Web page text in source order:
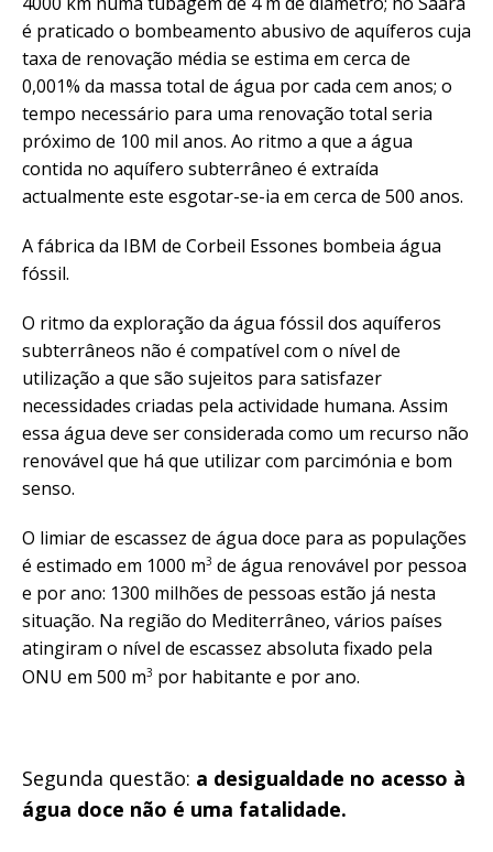
é praticado o bombeamento abusivo de aquíferos cuja
taxa de renovação média se estima em cerca de
0,001% da massa total de água por cada cem anos; o
tempo necessário para uma renovação total seria
próximo de 100 mil anos. Ao ritmo a que a água
contida no aquífero subterrâneo é extraída
actualmente este esgotar-se-ia em cerca de 500 anos.
A fábrica da IBM de Corbeil Essones bombeia água
fóssil.
O ritmo da exploração da água fóssil dos aquíferos
subterrâneos não é compatível com o nível de
utilização a que são sujeitos para satisfazer
necessidades criadas pela actividade humana. Assim
essa água deve ser considerada como um recurso não
renovável que há que utilizar com parcimónia e bom
senso.
O limiar de escassez de água doce para as populações
é estimado em 1000 m3 de água renovável por pessoa
e por ano: 1300 milhões de pessoas estão já nesta
situação. Na região do Mediterrâneo, vários países
atingiram o nível de escassez absoluta fixado pela
ONU em 500 m3 por habitante e por ano.
Segunda questão: a desigualdade no acesso à
água doce não é uma fatalidade.